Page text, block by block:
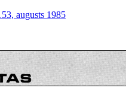
augusts 1985